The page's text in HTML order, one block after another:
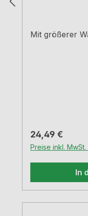
Mit größerer
Regulärer Preis:
24,49 €
Preise inkl.
In